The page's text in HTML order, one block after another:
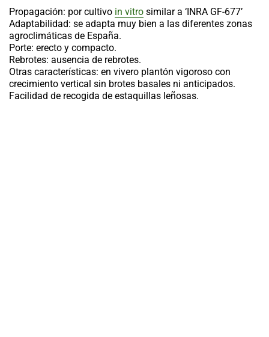
Propagación: por cultivo in vitro similar a ‘INRA GF-677’
Adaptabilidad: se adapta muy bien a las diferentes zonas
agroclimáticas de España.
Porte: erecto y compacto.
Rebrotes: ausencia de rebrotes.
Otras características: en vivero plantón vigoroso con
crecimiento vertical sin brotes basales ni anticipados.
Facilidad de recogida de estaquillas leñosas.